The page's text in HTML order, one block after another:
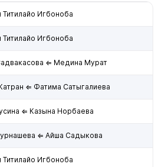
Титилайо Игбоноба
Титилайо Игбоноба
⇐ Медина Мурат
⇐ Фатима Сатыгалиева
⇐ Казына Норбаева
⇐ Айша Садыкова
Титилайо Игбоноба